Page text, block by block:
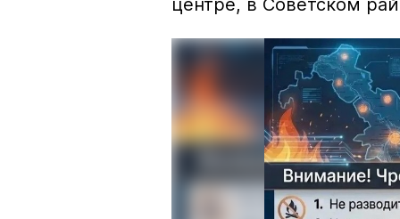
центре, в Советском